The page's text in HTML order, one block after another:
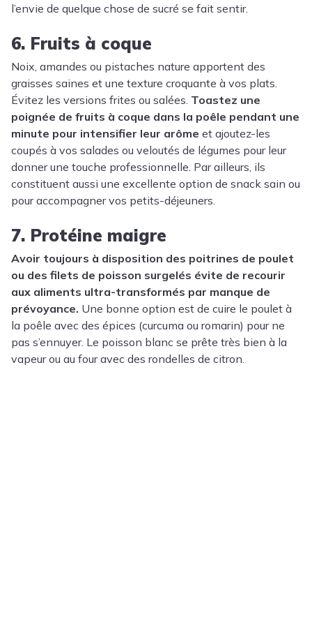
l’envie de quelque chose de sucré se fait sentir.
6. Fruits à coque
Noix, amandes ou pistaches nature apportent des
graisses saines et une texture croquante à vos plats.
Évitez les versions frites ou salées. Toastez une
poignée de fruits à coque dans la poêle pendant une
minute pour intensifier leur arôme et ajoutez-les
coupés à vos salades ou veloutés de légumes pour leur
donner une touche professionnelle. Par ailleurs, ils
constituent aussi une excellente option de snack sain ou
pour accompagner vos petits-déjeuners.
7. Protéine maigre
Avoir toujours à disposition des poitrines de poulet
ou des filets de poisson surgelés évite de recourir
aux aliments ultra-transformés par manque de
prévoyance. Une bonne option est de cuire le poulet à
la poêle avec des épices (curcuma ou romarin) pour ne
pas s’ennuyer. Le poisson blanc se prête très bien à la
vapeur ou au four avec des rondelles de citron.